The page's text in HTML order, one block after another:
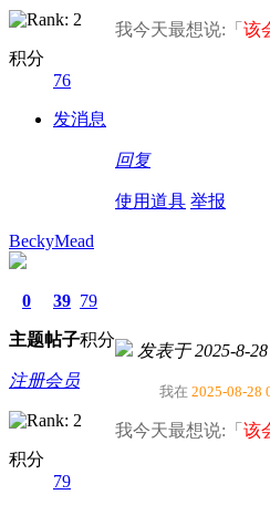
积分
76
发消息
我今天最想说:「 该
回复
使用道具 举报
BeckyMead
0
主题
39
帖子
79
积分
注册会员
积分
79
发表于 2025-8-
我在 2025-08-28
我今天最想说:「 该